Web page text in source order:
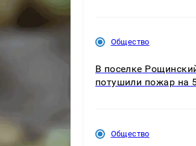
Общество
В поселке
потушили пожар на
Общество